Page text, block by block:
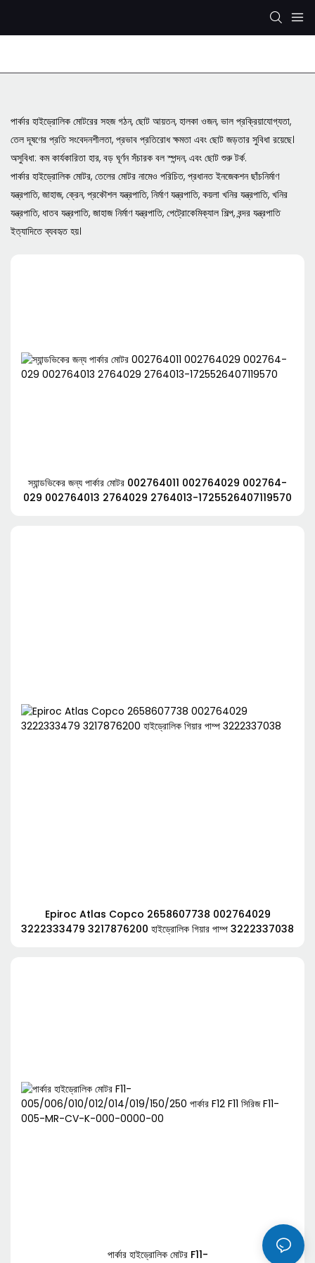
পার্কার হাইড্রোলিক মোটরের সহজ গঠন, ছোট আয়তন, হালকা ওজন, ভাল প্রক্রিয়াযোগ্যতা,
তেল দূষণের প্রতি সংবেদনশীলতা, প্রভাব প্রতিরোধ ক্ষমতা এবং ছোট জড়তার সুবিধা রয়েছে।
অসুবিধা: কম কার্যকারিতা হার, বড় ঘূর্ণন সঁচারক বল স্পন্দন, এবং ছোট শুরু টর্ক.
পার্কার হাইড্রোলিক মোটর, তেলের মোটর নামেও পরিচিত, প্রধানত ইনজেকশন ছাঁচনির্মাণ
যন্ত্রপাতি, জাহাজ, ক্রেন, প্রকৌশল যন্ত্রপাতি, নির্মাণ যন্ত্রপাতি, কয়লা খনির যন্ত্রপাতি, খনির
যন্ত্রপাতি, ধাতব যন্ত্রপাতি, জাহাজ নির্মাণ যন্ত্রপাতি, পেট্রোকেমিক্যাল শিল্প, বন্দর যন্ত্রপাতি
ইত্যাদিতে ব্যবহৃত হয়।
স্যান্ডভিকের জন্য পার্কার মোটর 002764011 002764029 002764-
029 002764013 2764029 2764013-1725526407119570
Epiroc Atlas Copco 2658607738 002764029
3222333479 3217876200 হাইড্রোলিক গিয়ার পাম্প 3222337038
পার্কার হাইড্রোলিক মোটর F11-